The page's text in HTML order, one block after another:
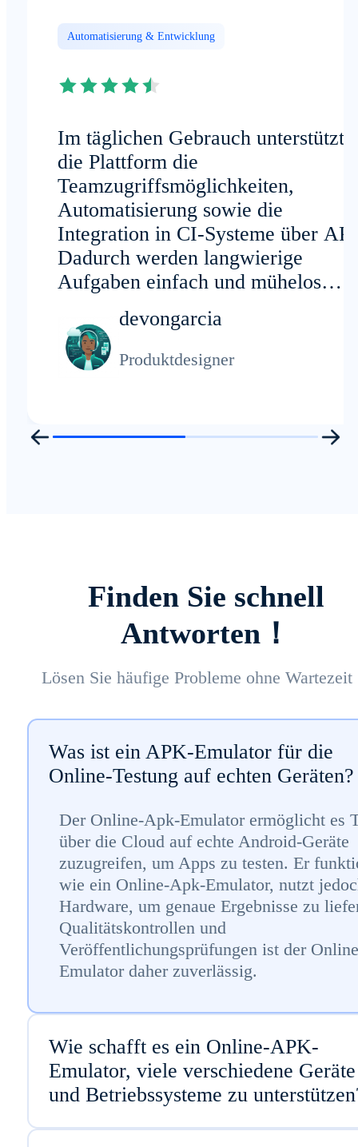
Automatisierung & Entwicklung
Im täglichen Gebrauch unterstützt
die Plattform die
Teamzugriffsmöglichkeiten,
Automatisierung sowie die
Integration in CI-Systeme über
Dadurch werden langwierige
Aufgaben einfach und mühelos
ausführbar.
devongarcia
Produktdesigner
Finden Sie schnell
Antworten！
Lösen Sie häufige Probleme ohne Wartezeit
Was ist ein APK-Emulator für die
Online-Testung auf echten Geräten?
Der Online-Apk-Emulator ermöglicht es
über die Cloud auf echte Android-Geräte
zuzugreifen, um Apps zu testen. Er
wie ein Online-Apk-Emulator, nutzt
Hardware, um genaue Ergebnisse zu
Qualitätskontrollen und
Veröffentlichungsprüfungen ist der
Emulator daher zuverlässig.
Wie schafft es ein Online-APK-
Emulator, viele verschiedene Geräte
und Betriebssysteme zu